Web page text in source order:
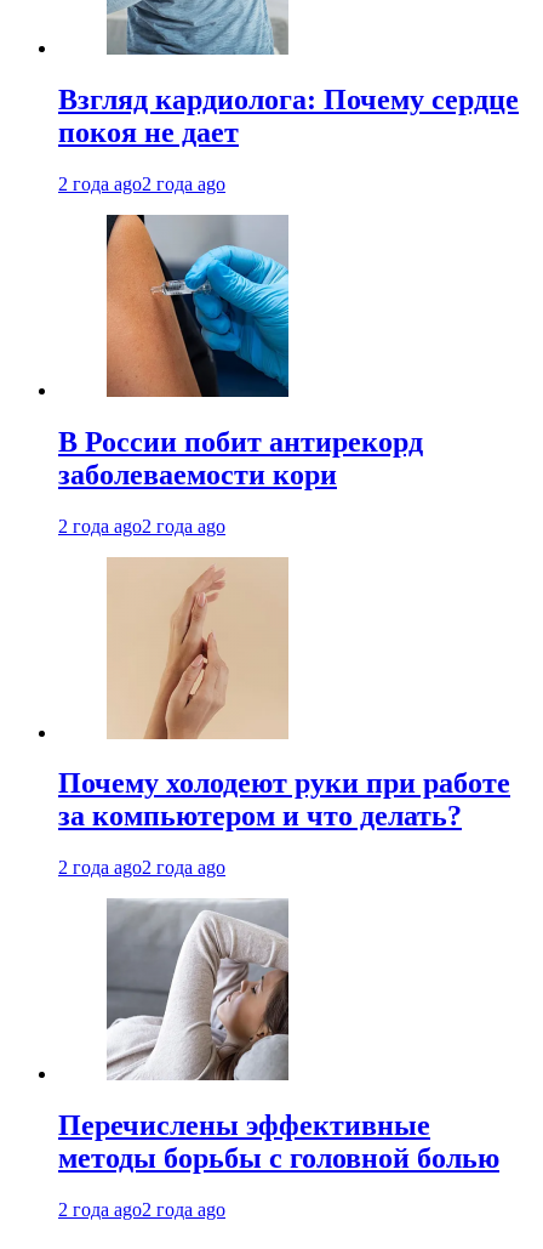
Взгляд кардиолога: Почему сердце
покоя не дает
2 года ago2 года ago
В России побит антирекорд
заболеваемости кори
2 года ago2 года ago
Почему холодеют руки при работе
за компьютером и что делать?
2 года ago2 года ago
Перечислены эффективные
методы борьбы с головной болью
2 года ago2 года ago